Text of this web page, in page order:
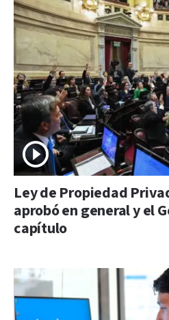
Ley de Propiedad
aprobó en general y el
capítulo